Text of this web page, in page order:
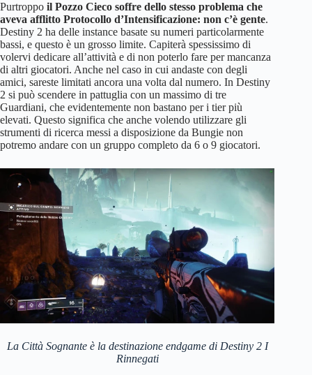
Purtroppo il Pozzo Cieco soffre dello stesso problema che
aveva afflitto Protocollo d’Intensificazione: non c’è gente.
Destiny 2 ha delle instance basate su numeri particolarmente
bassi, e questo è un grosso limite. Capiterà spessissimo di
volervi dedicare all’attività e di non poterlo fare per mancanza
di altri giocatori. Anche nel caso in cui andaste con degli
amici, sareste limitati ancora una volta dal numero. In Destiny
2 si può scendere in pattuglia con un massimo di tre
Guardiani, che evidentemente non bastano per i tier più
elevati. Questo significa che anche volendo utilizzare gli
strumenti di ricerca messi a disposizione da Bungie non
potremo andare con un gruppo completo da 6 o 9 giocatori.
La Città Sognante è la destinazione endgame di Destiny 2 I
Rinnegati